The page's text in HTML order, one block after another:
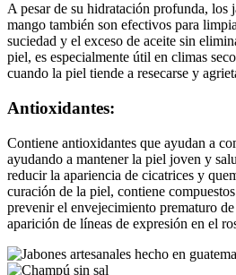
A pesar de su hidratación profunda, los
mango también son efectivos para
suciedad y el exceso de aceite sin
piel, es especialmente útil en climas
cuando la piel tiende a resecarse y
Antioxidantes:
Contiene antioxidantes que ayudan a
ayudando a mantener la piel joven y
reducir la apariencia de cicatrices y
curación de la piel, contiene
prevenir el envejecimiento prematuro
aparición de líneas de expresión en el